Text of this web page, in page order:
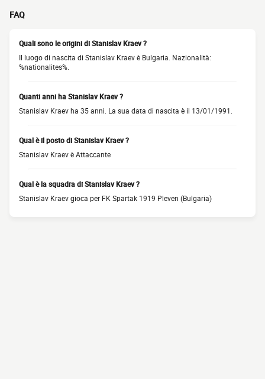
FAQ
Quali sono le origini di Stanislav Kraev ?
Il luogo di nascita di Stanislav Kraev è Bulgaria. Nazionalità:
%nationalites%.
Quanti anni ha Stanislav Kraev ?
Stanislav Kraev ha 35 anni. La sua data di nascita è il 13/01/1991.
Qual è il posto di Stanislav Kraev ?
Stanislav Kraev è Attaccante
Qual è la squadra di Stanislav Kraev ?
Stanislav Kraev gioca per FK Spartak 1919 Pleven (Bulgaria)